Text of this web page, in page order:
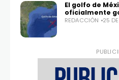
El golfo de
oficialmente
REDACCIÓN 25